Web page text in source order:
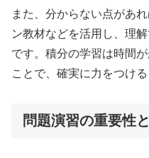
また、分からない点があ
ン教材などを活用し、理
です。積分の学習は時間
ことで、確実に力をつけ
問題演習の重要性